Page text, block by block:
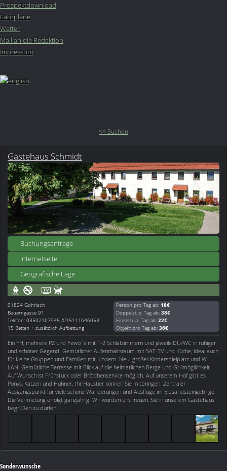
Prospektdownload
Fahrpläne
Wetter
Mail an die Redaktion
Impressum
<< Suchen
Gästehaus Schmidt
Buchungsanfrage
Internetseite
Geografische Lage
01824 Gohrisch
Bauerngasse 91
Telefon: 03502167945 /015111646053
15 Betten + zusätzlich Aufbettung
Person pro Tag ab: 18€
Doppelzi. p. Tag ab: 38€
Einzelzi. p. Tag ab: 22€
Objekt pro Tag ab: 36€
Ein FH, mehrere PZ und Fewo`s mit 1-2 Schlafzimmern und jeweils DU/WC in ruhiger
und schöner Gegend. Gemütlicher Aufenthaltsraum mit SAT-TV und Küche, ideal auch
für kleine Gruppen und Familien mit Kindern. Neu: großer Kinderspielplatz und W-
LAN. Gemütliche Terrasse mit Blick auf die heimatlichen Berge und Grillmöglichkeit.
Auf Wunsch ist Frühstück oder Brötchenservice möglich. Auf unserem Hof gibt es
Ponys, Katzen und Hühner. Ihr Haustier können Sie mitbringen. Zentraler
Ausgangspunkt für viele schöne Wanderungen und Ausflüge im Elbsandsteingebirge.
Die Vermietung erfolgt ganzjährig. Wir würden uns freuen, Sie in unserem Gästehaus
begrüßen zu dürfen!
Sonderwünsche